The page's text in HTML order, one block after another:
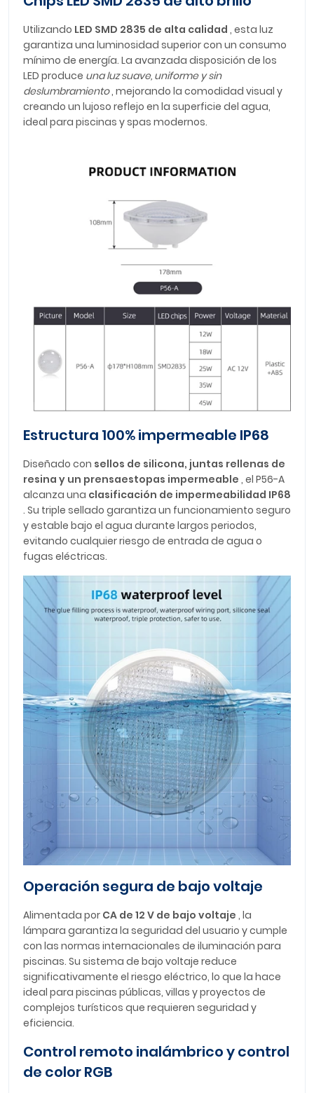
Utilizando LED SMD 2835 de alta calidad , esta luz
garantiza una luminosidad superior con un consumo
mínimo de energía. La avanzada disposición de los
LED produce una luz suave, uniforme y sin
deslumbramiento, mejorando la comodidad visual y
creando un lujoso reflejo en la superficie del agua,
ideal para piscinas y spas modernos.
Estructura 100% impermeable IP68
Diseñado con sellos de silicona, juntas rellenas de
resina y un prensaestopas impermeable , el P56-A
alcanza una clasificación de impermeabilidad IP68
. Su triple sellado garantiza un funcionamiento seguro
y estable bajo el agua durante largos periodos,
evitando cualquier riesgo de entrada de agua o
fugas eléctricas.
Operación segura de bajo voltaje
Alimentada por CA de 12 V de bajo voltaje , la
lámpara garantiza la seguridad del usuario y cumple
con las normas internacionales de iluminación para
piscinas. Su sistema de bajo voltaje reduce
significativamente el riesgo eléctrico, lo que la hace
ideal para piscinas públicas, villas y proyectos de
complejos turísticos que requieren seguridad y
eficiencia.
Control remoto inalámbrico y control
de color RGB